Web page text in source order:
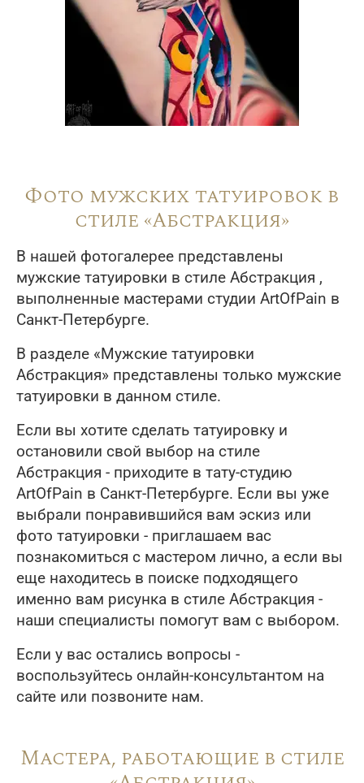
Фото мужских татуировок в
стиле «Абстракция»
В нашей фотогалерее представлены
мужские татуировки в стиле Абстракция ,
выполненные мастерами студии ArtOfPain в
Санкт-Петербурге.
В разделе «Мужские татуировки
Абстракция» представлены только мужские
татуировки в данном стиле.
Если вы хотите сделать татуировку и
остановили свой выбор на стиле
Абстракция - приходите в тату-студию
ArtOfPain в Санкт-Петербурге. Если вы уже
выбрали понравившийся вам эскиз или
фото татуировки - приглашаем вас
познакомиться с мастером лично, а если вы
еще находитесь в поиске подходящего
именно вам рисунка в стиле Абстракция -
наши специалисты помогут вам с выбором.
Если у вас остались вопросы -
воспользуйтесь онлайн-консультантом на
сайте или позвоните нам.
Мастера, работающие в стиле